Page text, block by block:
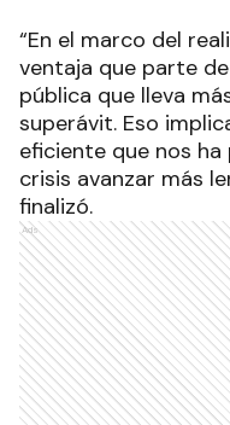
“En el marco del
ventaja que parte
pública que lleva
superávit. Eso
eficiente que nos
crisis avanzar más
finalizó.
Ads